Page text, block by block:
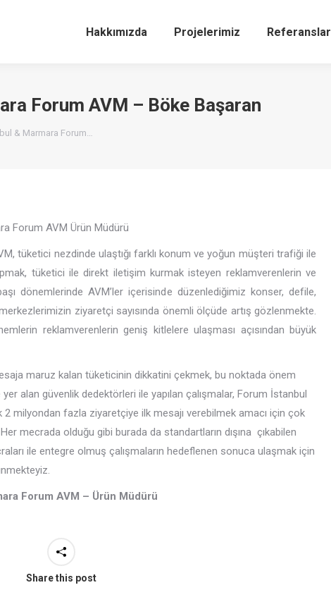
Hakkımızda Projelerimiz Referanslar
Forum AVM – Böke Başaran
& Marmara Forum…
Forum AVM Ürün Müdürü
tüketici nezdinde ulaştığı farklı konum ve yoğun müşteri trafiği ile
tüketici ile direkt iletişim kurmak isteyen reklamverenlerin ve
dönemlerinde AVM’ler içerisinde düzenlediğimiz konser, defile,
ziyaretçi sayısında önemli ölçüde artış gözlenmekte.
reklamverenlerin geniş kitlelere ulaşması açısından büyük
maruz kalan tüketicinin dikkatini çekmek, bu noktada önem
alan güvenlik dedektörleri ile yapılan çalışmalar, Forum İstanbul
2 milyondan fazla ziyaretçiye ilk mesajı verebilmek amacı için çok
mecrada olduğu gibi burada da standartların dışına çıkabilen
ile entegre olmuş çalışmaların hedeflenen sonuca ulaşmak için
Forum AVM – Ürün Müdürü
Share this post